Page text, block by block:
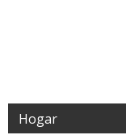
Hogar